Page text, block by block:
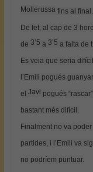
Mollerussafins al final.
De fet, al cap de 3
de 3’5 a 3’5 a falta de
Es veia que seria
l’Emili pogués
el Javi pogués
bastant més difícil.
Finalment no va poder
partides, i l’Emili va
no podríem puntuar.